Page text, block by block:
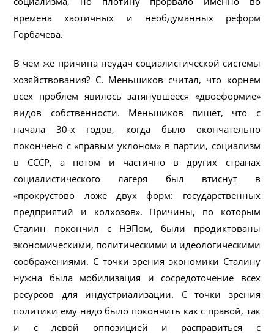
времена хаотичных и необдуманных реформ
Горбачёва.
В чём же причина неудач социалистической системы
хозяйствования? С. Меньшиков считал, что корнем
всех проблем явилось затянувшееся «двоеформие»
видов собственности. Меньшиков пишет, что с
начала 30-х годов, когда было окончательно
покончено с «правым уклоном» в партии, социализм
в СССР, а потом и частично в других странах
социалистического лагеря был втиснут в
«прокрустово ложе двух форм: государственных
предприятий и колхозов». Причины, по которым
Сталин покончил с НЭПом, были продиктованы
экономическими, политическими и идеологическими
соображениями. С точки зрения экономики Сталину
нужна была мобилизация и сосредоточение всех
ресурсов для индустриализации. С точки зрения
политики ему надо было покончить как с правой, так
и с левой оппозицией и расправиться с